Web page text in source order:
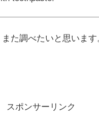
た調べたいと思います
スポンサーリンク